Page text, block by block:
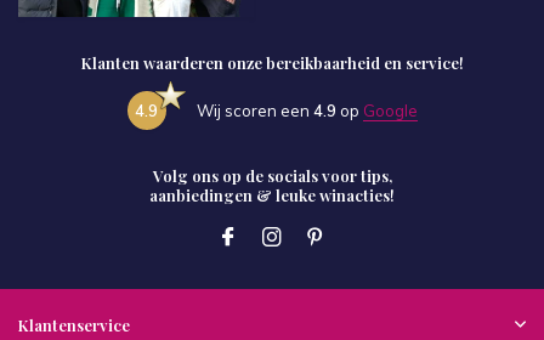
Klanten waarderen onze bereikbaarheid en service!
4.9 Wij scoren een 4.9 op Google
Volg ons op de socials voor tips,
aanbiedingen & leuke winacties!
Klantenservice